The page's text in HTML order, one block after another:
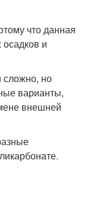
что данная
и
сложно, но
варианты,
внешней